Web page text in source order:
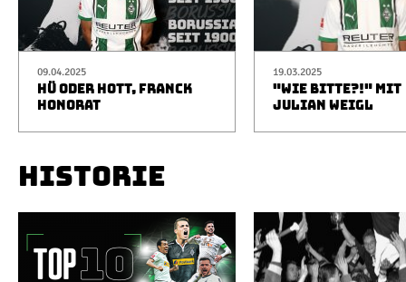
09.04.2025
HÜ ODER HOTT, FRANCK
HONORAT
19.03.2025
"WIE BITTE?!" MIT
JULIAN WEIGL
HISTORIE